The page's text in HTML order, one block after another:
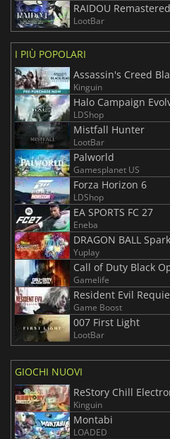
LootBar
I PIÙ POPOLARI
Assassin's Creed
Kinguin
Halo Campaign
LDShop
Mistfall Hunter
LootBar
Palworld
Gamesplanet US
Forza Horizon 6
LDShop
EA SPORTS FC 27
Eneba
Yuplay
Call of Duty Black
Gamelife
Resident Evil
Game Boost
007 First Light
LootBar
GIOCHI NUOVI
ReStory Chill
Kinguin
Montabi
LOADED